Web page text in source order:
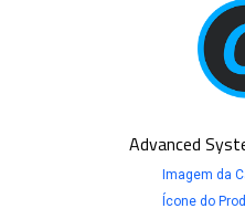
Advanced
Imagem da
Ícone do